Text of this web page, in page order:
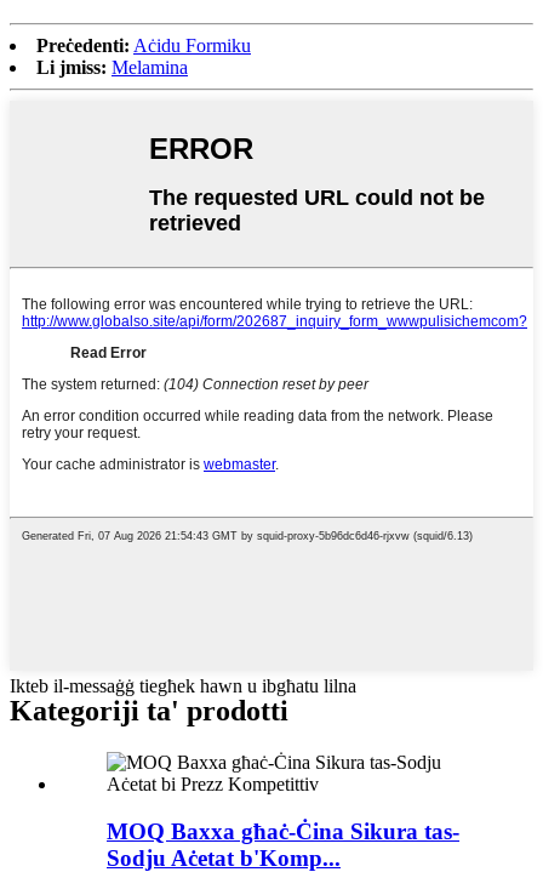
Preċedenti: Aċidu Formiku
Li jmiss: Melamina
Ikteb il-messaġġ tiegħek hawn u ibgħatu lilna
Kategoriji ta' prodotti
MOQ Baxxa għaċ-Ċina Sikura tas-
Sodju Aċetat b'Komp...